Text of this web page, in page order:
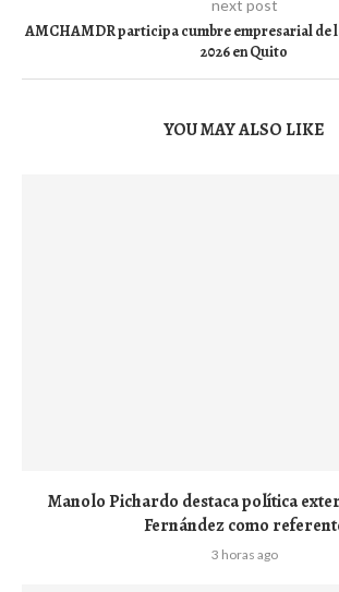
next post
AMCHAMDR participa cumbre empresarial de
2026 en Quito
YOU MAY ALSO LIKE
Manolo Pichardo destaca política
Fernández como
3 horas ago